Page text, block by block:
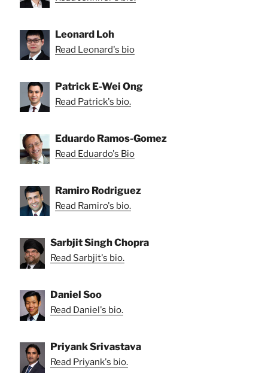
Leonard Loh
Read Leonard's bio
Patrick E-Wei Ong
Read Patrick's bio.
Eduardo Ramos-Gomez
Read Eduardo's Bio
Ramiro Rodriguez
Read Ramiro's bio.
Sarbjit Singh Chopra
Read Sarbjit's bio.
Daniel Soo
Read Daniel's bio.
Priyank Srivastava
Read Priyank's bio.